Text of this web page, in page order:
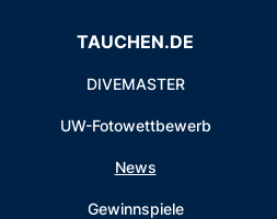
TAUCHEN.DE
DIVEMASTER
UW-Fotowettbewerb
News
Gewinnspiele